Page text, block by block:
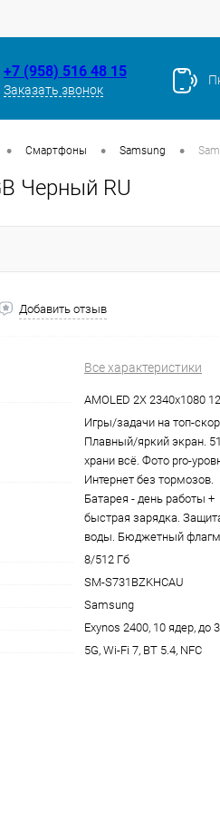
+7 (958) 516 48 15
Заказать звонок
• Смартфоны • Samsung •
Черный RU
Добавить отзыв
Все характеристики
AMOLED 2X 2340x1080
Игры/задачи на топ-
Плавный/яркий экран.
храни всё. Фото pro-
Интернет без тормозов.
Батарея - день работы +
быстрая зарядка.
воды. Бюджетный
8/512 Гб
SM-S731BZKHCAU
Samsung
Exynos 2400, 10 ядер, до
5G, Wi-Fi 7, BT 5.4, NFC